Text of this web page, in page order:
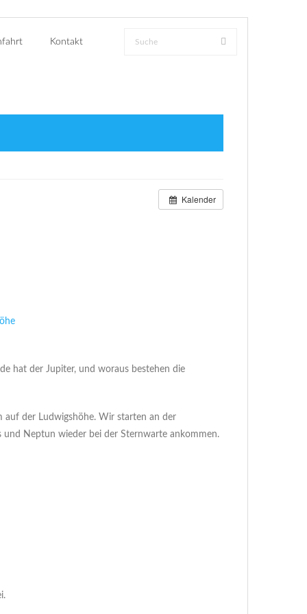
Kontakt
Kalender
hat der Jupiter, und woraus bestehen die
auf der Ludwigshöhe. Wir starten an der
Neptun wieder bei der Sternwarte ankommen.